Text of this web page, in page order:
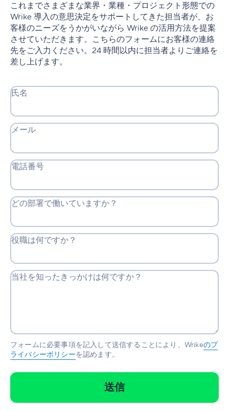
これまでさまざまな業界・業種・プロジェクト形態での
Wrike 導入の意思決定をサポートしてきた担当者が、お
客様のニーズをうかがいながら Wrike の活用方法を提案
させていただきます。こちらのフォームにお客様の連絡
先をご入力ください。24 時間以内に担当者よりご連絡を
差し上げます。
氏名
メール
電話番号
どの部署で働いていますか？
役職は何ですか？
当社を知ったきっかけは何ですか？
フォームに必要事項を記入して送信することにより、Wrikeのプ
ライバシーポリシーを認めます。
送信